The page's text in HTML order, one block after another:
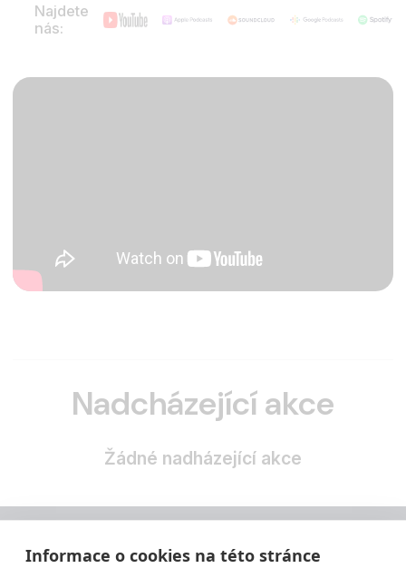
Informace o cookies na této stránce
Najdete
nás:
Nadcházející akce
Žádné nadházející akce